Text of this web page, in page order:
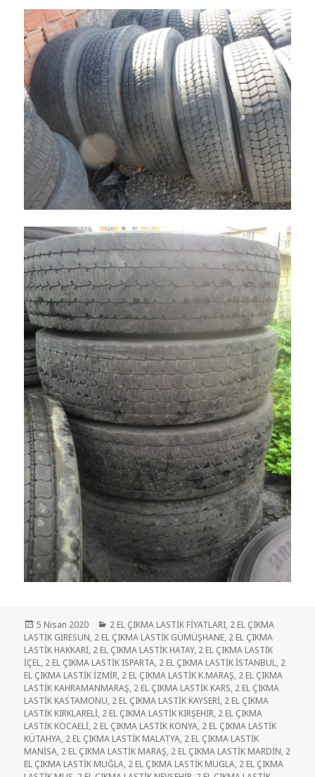
Yayın
tarihi
5 Nisan 2020 Kategoriler
2 EL ÇIKMA LASTİK FİYATLARI, 2 EL ÇIKMA
LASTİK GİRESUN, 2 EL ÇIKMA LASTİK GÜMÜŞHANE, 2 EL ÇIKMA
LASTİK HAKKARİ, 2 EL ÇIKMA LASTİK HATAY, 2 EL ÇIKMA LASTİK
İÇEL, 2 EL ÇIKMA LASTİK ISPARTA, 2 EL ÇIKMA LASTİK İSTANBUL, 2
EL ÇIKMA LASTİK İZMİR, 2 EL ÇIKMA LASTİK K.MARAŞ, 2 EL ÇIKMA
LASTİK KAHRAMANMARAŞ, 2 EL ÇIKMA LASTİK KARS, 2 EL ÇIKMA
LASTİK KASTAMONU, 2 EL ÇIKMA LASTİK KAYSERİ, 2 EL ÇIKMA
LASTİK KIRKLARELİ, 2 EL ÇIKMA LASTİK KIRŞEHİR, 2 EL ÇIKMA
LASTİK KOCAELİ, 2 EL ÇIKMA LASTİK KONYA, 2 EL ÇIKMA LASTİK
KÜTAHYA, 2 EL ÇIKMA LASTİK MALATYA, 2 EL ÇIKMA LASTİK
MANİSA, 2 EL ÇIKMA LASTİK MARAŞ, 2 EL ÇIKMA LASTİK MARDİN, 2
EL ÇIKMA LASTİK MUĞLA, 2 EL ÇIKMA LASTİK MUGLA, 2 EL ÇIKMA